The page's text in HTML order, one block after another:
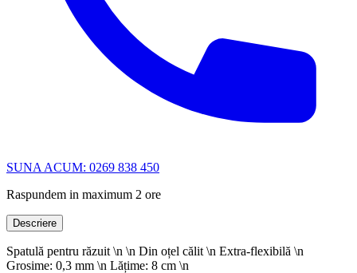
SUNA ACUM: 0269 838 450
Raspundem in maximum 2 ore
Descriere
Spatulă pentru răzuit \n \n Din oțel călit \n Extra-flexibilă \n
Grosime: 0,3 mm \n Lățime: 8 cm \n